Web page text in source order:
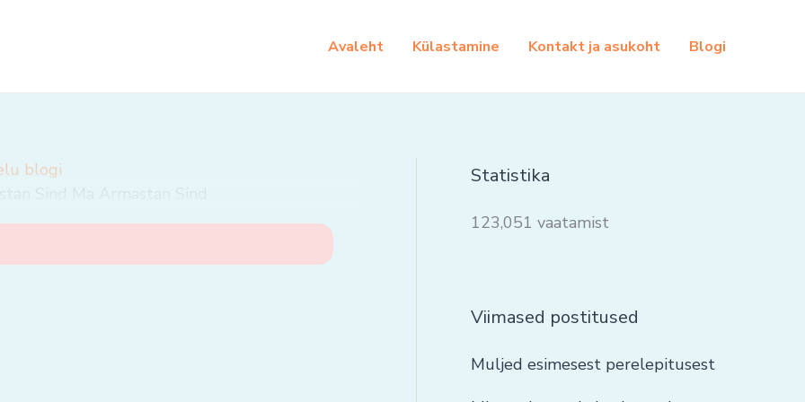
Avaleht Külastamine Kontakt ja asukoht Blogi
blogi
Statistika
123,051 vaatamist
Viimased postitused
Muljed esimesest perelepitusest